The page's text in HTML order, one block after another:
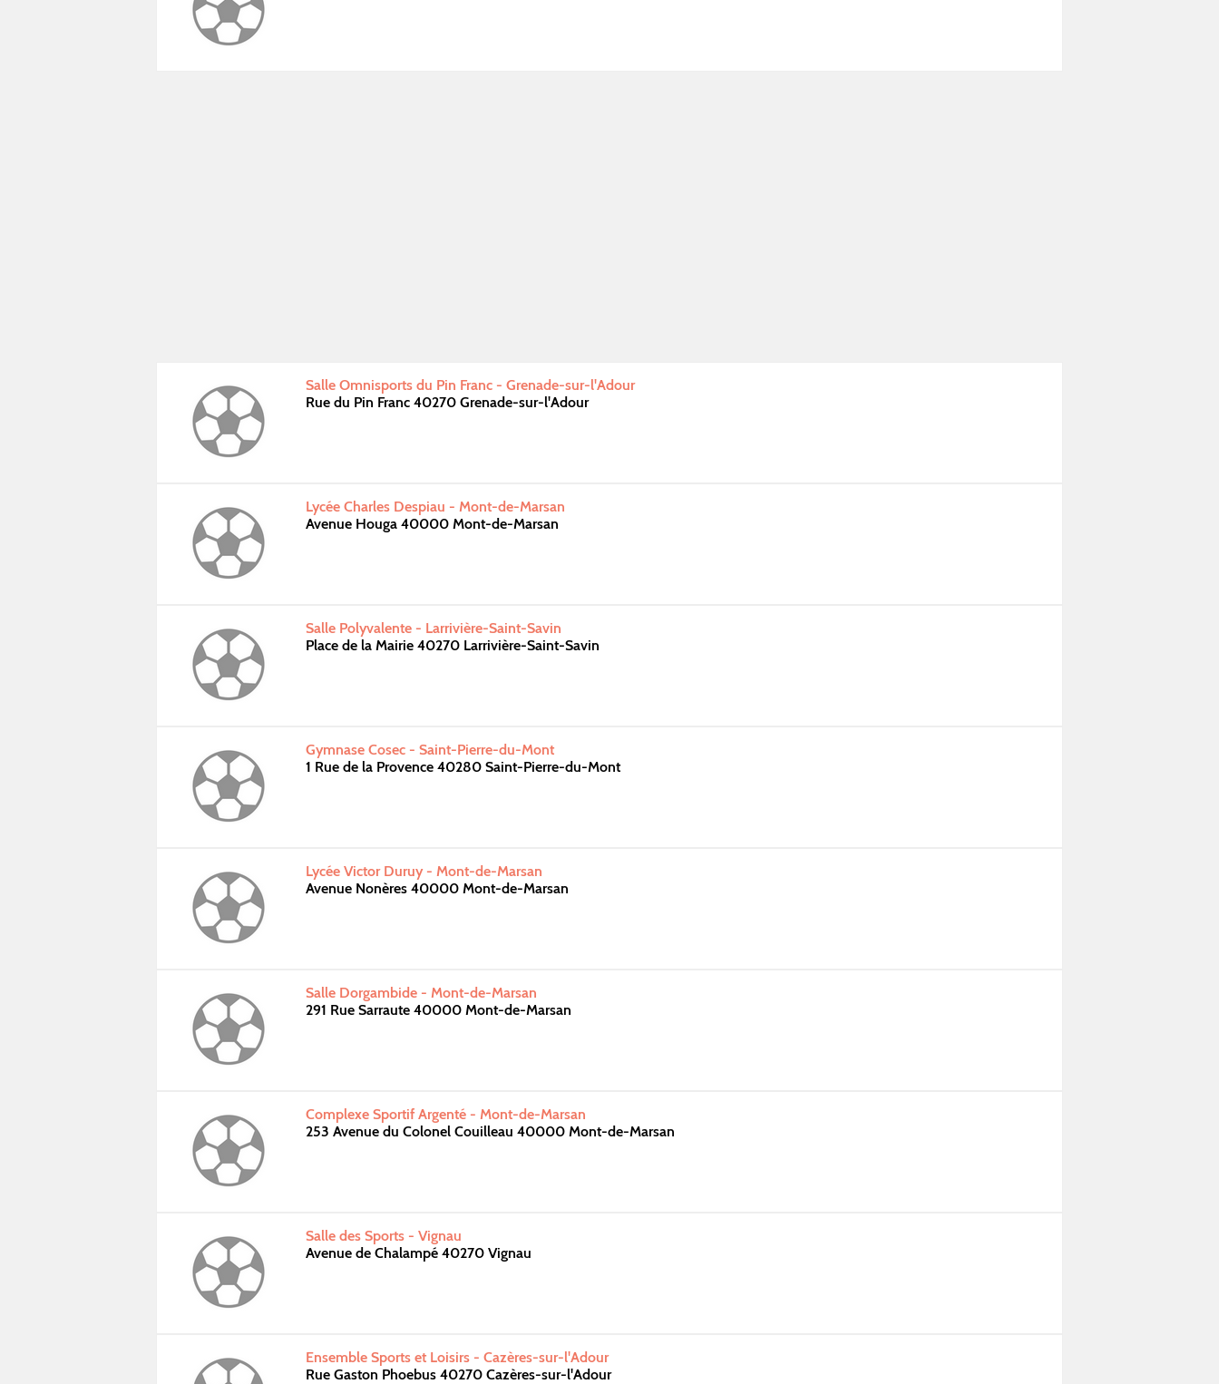
Salle Omnisports du Pin Franc - Grenade-sur-l'Adour
Rue du Pin Franc 40270 Grenade-sur-l'Adour
Lycée Charles Despiau - Mont-de-Marsan
Avenue Houga 40000 Mont-de-Marsan
Salle Polyvalente - Larrivière-Saint-Savin
Place de la Mairie 40270 Larrivière-Saint-Savin
Gymnase Cosec - Saint-Pierre-du-Mont
1 Rue de la Provence 40280 Saint-Pierre-du-Mont
Lycée Victor Duruy - Mont-de-Marsan
Avenue Nonères 40000 Mont-de-Marsan
Salle Dorgambide - Mont-de-Marsan
291 Rue Sarraute 40000 Mont-de-Marsan
Complexe Sportif Argenté - Mont-de-Marsan
253 Avenue du Colonel Couilleau 40000 Mont-de-Marsan
Salle des Sports - Vignau
Avenue de Chalampé 40270 Vignau
Ensemble Sports et Loisirs - Cazères-sur-l'Adour
Rue Gaston Phoebus 40270 Cazères-sur-l'Adour